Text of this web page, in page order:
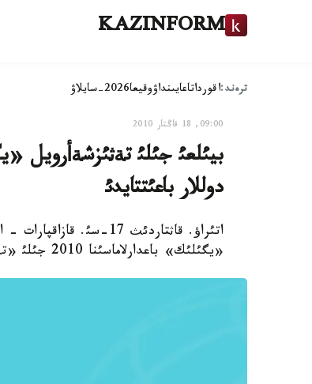
KAZINFORM
ترەند:اقورداتاعايىنداۋوقيعا2026-سايلاۋ
09:00, 18 قاڭتار 2010
دوللار باعئتتايدئ
اتئراؤ. قاثتاردئث 17-
«يگئلئك» باعدارلاماسئنا 2010 جئلئ «تةثئزشةأرويل» (ت ش و) 20 ملن. دوللار قارجئ بولةدئ،